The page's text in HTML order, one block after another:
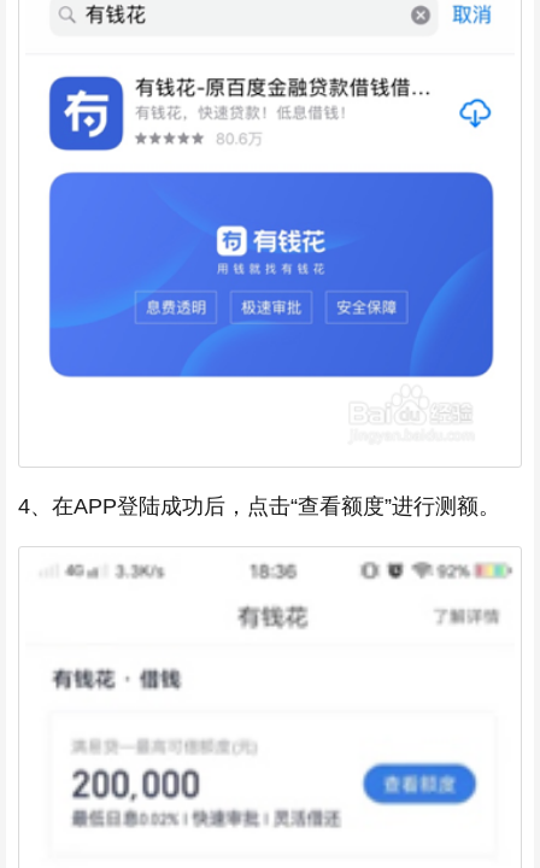
4、在APP登陆成功后，点击“查看额度”进行测额。